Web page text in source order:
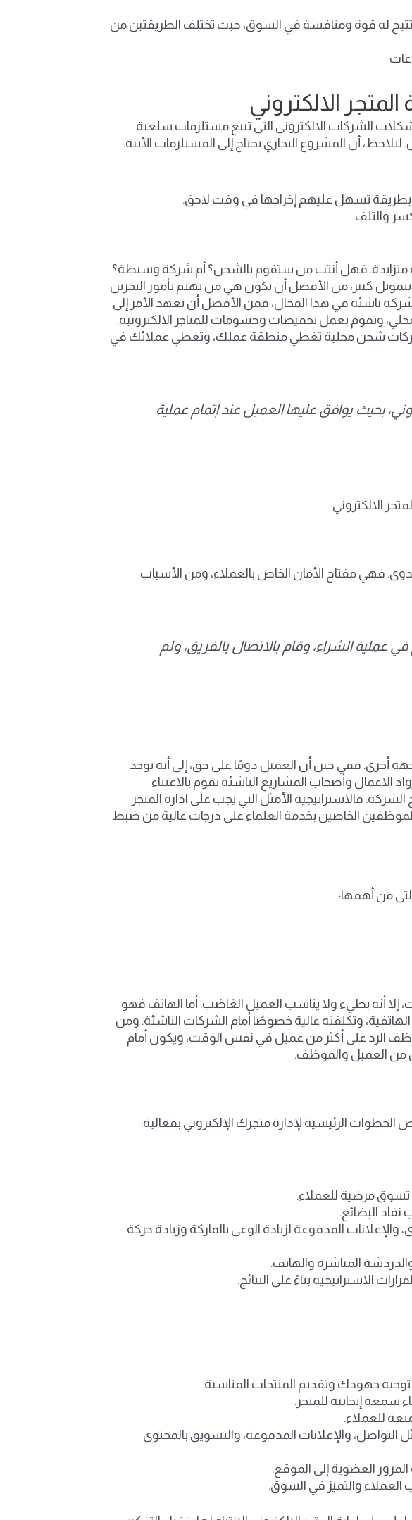
تتيح له قوة ومنافسة في السوق، حيث تختلف الطريقتين من
الالكتروني
الشركات الالكتروني التي تبيع مستلزمات سلعية
أن المشروع التجاري يحتاج إلى المستلزمات الأتية:
بطريقة تسهل عليهم إخراجها في وقت لاحق.
والتلف.
متزايدة. فهل أنتت من ستقوم بالشحن؟ أم شركة وسيطة؟
كبير، من الأفضل أن تكون هي من تهتم بأمور التخزين
ناشئة في هذا المجال، فمن الأفضل أن تعهد الأمر إلى
وتقوم بعمل تخفيضات وحسومات للمتاجر الالكترونية.
شركات شحن محلية تغطي منطقة عملك، وتغطي عملائك في
بحيث يوافق عليها العميل عند إتمام عملية
فهي مفتاح الأمان الخاص بالعملاء، ومن الأسباب
عملية الشراء، وقام بالاتصال بالفريق، ولم
أخرى. ففي حين أن العميل دومًا على حق، إلى أنه يوجد
وأصحاب المشاريع الناشئة تقوم بالاعتناء
فالاستراتيجية الأمثل التي يجب على ادارة المتجر
الخاصين بخدمة العلماء على درجات عالية من ضبط
من أهمها:
إلا أنه بطيء ولا يناسب العميل الغاضب. أما الهاتف فهو
وتكلفته عالية خصوصًا أمام الشركات الناشئة. ومن
الرد على أكثر من عميل في نفس الوقت، ويكون أمام
من العميل والموظف.
الرئيسية لإدارة متجرك الإلكتروني بفعالية:
تسوق مرضية للعملاء.
البضائع.
المدفوعة لزيادة الوعي بالماركة وزيادة حركة
المباشرة والهاتف.
الاستراتيجية بناءً على النتائج.
جهودك وتقديم المنتجات المناسبة.
سمعة إيجابية للمتجر.
للعملاء.
والإعلانات المدفوعة، والتسويق بالمحتوى
العضوية إلى الموقع.
العملاء والتميز في السوق.